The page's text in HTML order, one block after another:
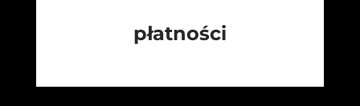
płatności